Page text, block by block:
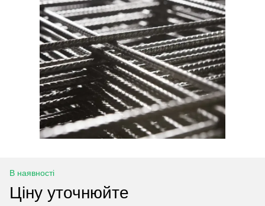
В наявності
Ціну уточнюйте